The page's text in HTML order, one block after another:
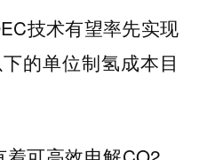
技术有望率先实现
的单位制氢成本目